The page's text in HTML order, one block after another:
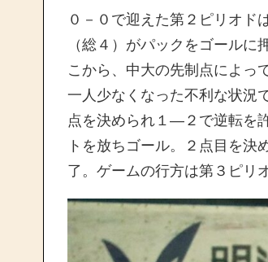
０－０で迎えた第２ピリオド
（総４）がパックをゴール
こから、中大の先制点によっ
一人少なくなった不利な状況
点を決められ１―２で逆転を
トを放ちゴール。２点目を
了。ゲームの行方は第３ピリ